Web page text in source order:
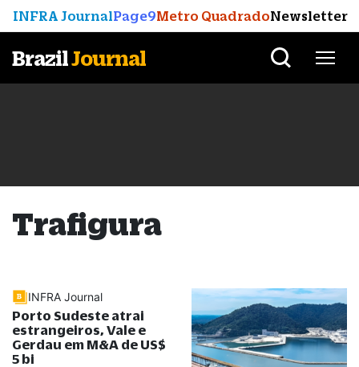
INFRA JournalPage9Metro QuadradoNewsletter
BrazilJournal
Trafigura
INFRA Journal
Porto Sudeste atrai
estrangeiros, Vale e
Gerdau em M&A de US$
5 bi